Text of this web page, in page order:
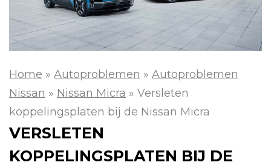
Home » Autoproblemen » Autoproblemen
Nissan » Nissan Micra » Versleten
koppelingsplaten bij de Nissan Micra
VERSLETEN
KOPPELINGSPLATEN BIJ DE